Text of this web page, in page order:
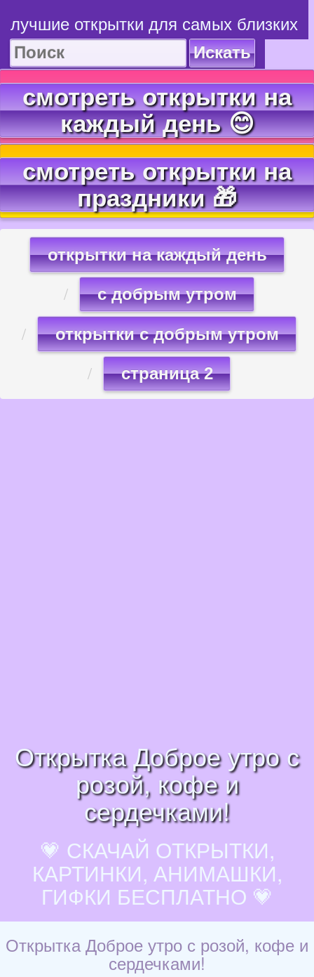
лучшие открытки для самых близких
Искать
смотреть открытки на
каждый день 😊
смотреть открытки на
праздники 🎁
открытки на каждый день
с добрым утром
открытки с добрым утром
страница 2
Открытка Доброе утро с
розой, кофе и
сердечками!
💗 СКАЧАЙ ОТКРЫТКИ,
КАРТИНКИ, АНИМАШКИ,
ГИФКИ БЕСПЛАТНО 💗
Открытка Доброе утро с розой, кофе и
сердечками!